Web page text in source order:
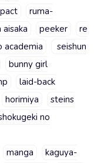
ruma-
peeker
re
academia
seishun
bunny girl
laid-back
horimiya
steins
no
manga
kaguya-